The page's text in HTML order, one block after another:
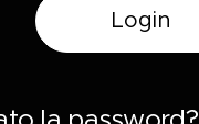
Login